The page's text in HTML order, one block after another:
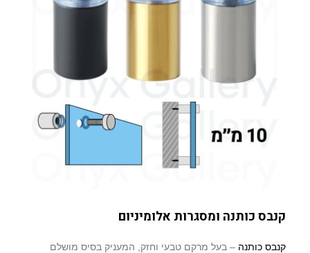
קנבס כותנה ומסגרות אלומיניום
קנבס כותנה – בעל מרקם טבעי וחזק, המעניק בסיס מושלם